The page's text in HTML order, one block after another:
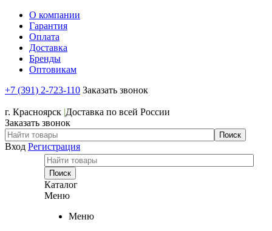
О компании
Гарантия
Оплата
Доставка
Бренды
Оптовикам
+7 (391) 2-723-110 Заказать звонок
г. Красноярск |Доставка по всей России
Заказать звонок
Вход Регистрация
Каталог
Меню
Меню